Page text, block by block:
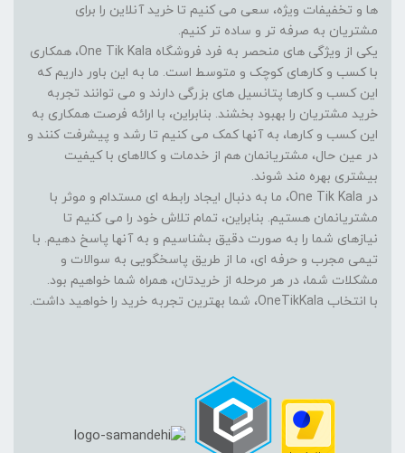
ها و تخفیفات ویژه، سعی می کنیم تا خرید آنلاین را برای
مشتریان به صرفه تر و ساده تر کنیم.
یکی از ویژگی های منحصر به فرد فروشگاه One Tik Kala، همکاری
با کسب و کارهای کوچک و متوسط است. ما به این باور داریم که
این کسب و کارها پتانسیل های بزرگی دارند و می توانند تجربه
خرید مشتریان را بهبود بخشند. بنابراین، با ارائه فرصت همکاری به
این کسب و کارها، به آنها کمک می کنیم تا رشد و پیشرفت کنند و
در عین حال، مشتریانمان هم از خدمات و کالاهای با کیفیت
بیشتری بهره مند شوند.
در One Tik Kala، ما به دنبال ایجاد رابطه ای مستدام و موثر با
مشتریانمان هستیم. بنابراین، تمام تلاش خود را می کنیم تا
نیازهای شما را به صورت دقیق بشناسیم و به آنها پاسخ دهیم. با
تیمی مجرب و حرفه ای، ما از طریق پاسخگویی به سوالات و
مشکلات شما، در هر مرحله از خریدتان، همراه شما خواهیم بود.
با انتخاب OneTikKala، شما بهترین تجربه خرید را خواهید داشت.